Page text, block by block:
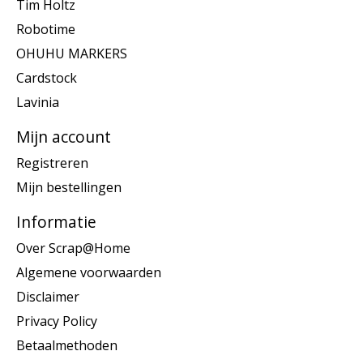
Tim Holtz
Robotime
OHUHU MARKERS
Cardstock
Lavinia
Mijn account
Registreren
Mijn bestellingen
Informatie
Over Scrap@Home
Algemene voorwaarden
Disclaimer
Privacy Policy
Betaalmethoden